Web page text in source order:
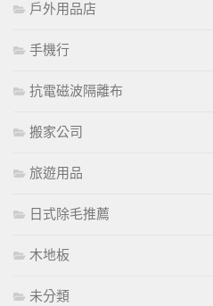
戶外用品店
手機行
抗電磁波隔離布
搬家公司
旅遊用品
日式除毛推薦
木地板
未分類